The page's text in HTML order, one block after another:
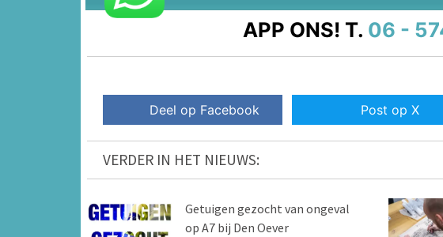
APP ONS! T. 06 -
Deel op Facebook Post op X
VERDER IN HET NIEUWS:
Getuigen gezocht van ongeval
op A7 bij Den Oever